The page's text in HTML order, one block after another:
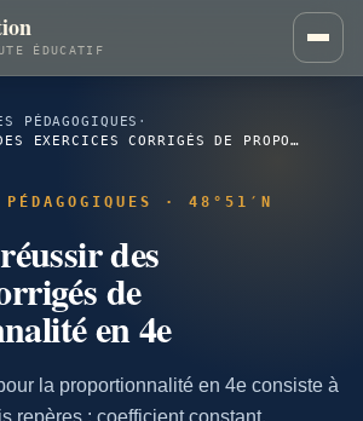
ÉDUCATIF
PÉDAGOGIQUES ·
COMMENT RÉUSSIR DES EXERCICES CORRIGÉS DE PROPORTIONNALITÉ EN 4E
PÉDAGOGIQUES · 48°51′N
des
de
en 4e
la proportionnalité en 4e consiste à
repères : coefficient constant,